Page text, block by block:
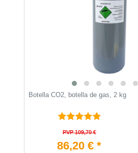
Botella CO2, botella de gas, 2 kg
PVP 109,70 €
86,20 € *